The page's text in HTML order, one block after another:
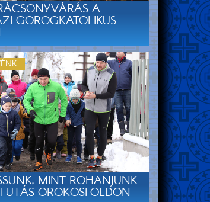
A
GÖRÖGKATOLIKUS
MINT ROHANJUNK
ÖRÖKÖSFÖLDÖN